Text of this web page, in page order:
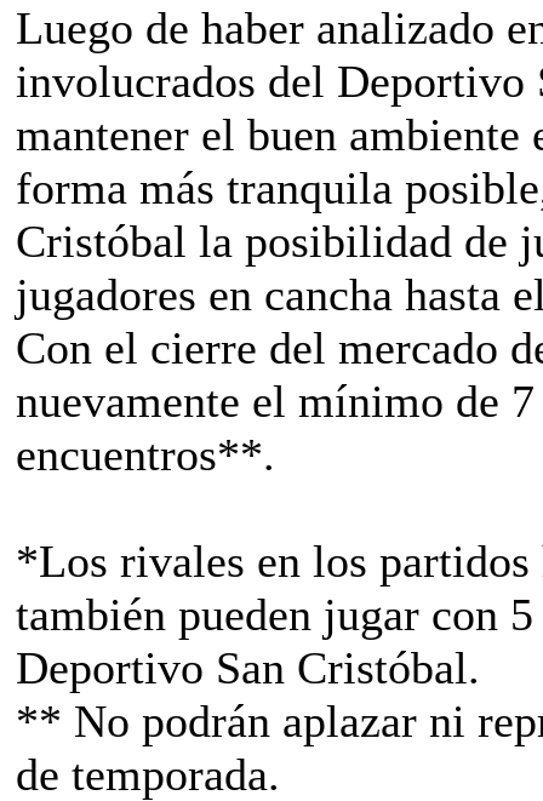
Luego de haber analizado
involucrados del Deportivo
mantener el buen
forma más tranquila
Cristóbal la posibilidad de
jugadores en cancha hasta
Con el cierre del mercado
nuevamente el mínimo de
encuentros**.
*Los rivales en los partidos
también pueden jugar con
Deportivo San Cristóbal.
** No podrán aplazar ni
de temporada.